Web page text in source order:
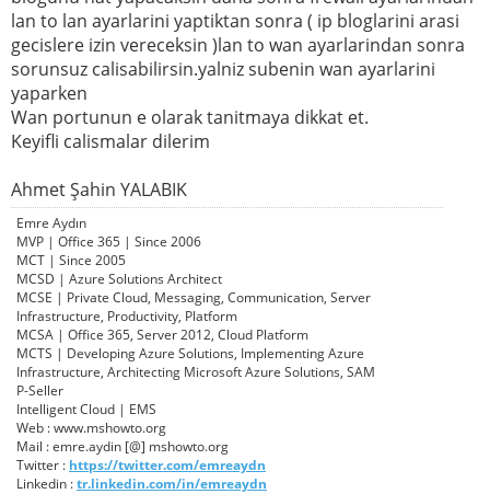
lan to lan ayarlarini yaptiktan sonra ( ip bloglarini arasi
gecislere izin vereceksin )lan to wan ayarlarindan sonra
sorunsuz calisabilirsin.yalniz subenin wan ayarlarini
yaparken
Wan portunun e olarak tanitmaya dikkat et.
Keyifli calismalar dilerim
Ahmet Şahin YALABIK
Emre Aydın
MVP | Office 365 | Since 2006
MCT | Since 2005
MCSD | Azure Solutions Architect
MCSE | Private Cloud, Messaging, Communication, Server
Infrastructure, Productivity, Platform
MCSA | Office 365, Server 2012, Cloud Platform
MCTS | Developing Azure Solutions, Implementing Azure
Infrastructure, Architecting Microsoft Azure Solutions, SAM
P-Seller
Intelligent Cloud | EMS
Web : www.mshowto.org
Mail : emre.aydin [@] mshowto.org
Twitter : https://twitter.com/emreaydn
Linkedin :tr.linkedin.com/in/emreaydn